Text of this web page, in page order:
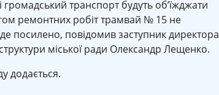
транспорт будуть об’їжджати
ремонтних робіт трамвай № 15 не
посилено, повідомив заступник директора
міської ради Олександр Лещенко.
додається.